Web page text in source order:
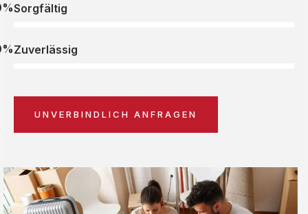
Sorgfältig
Zuverlässig
UNVERBINDLICH ANFRAGEN